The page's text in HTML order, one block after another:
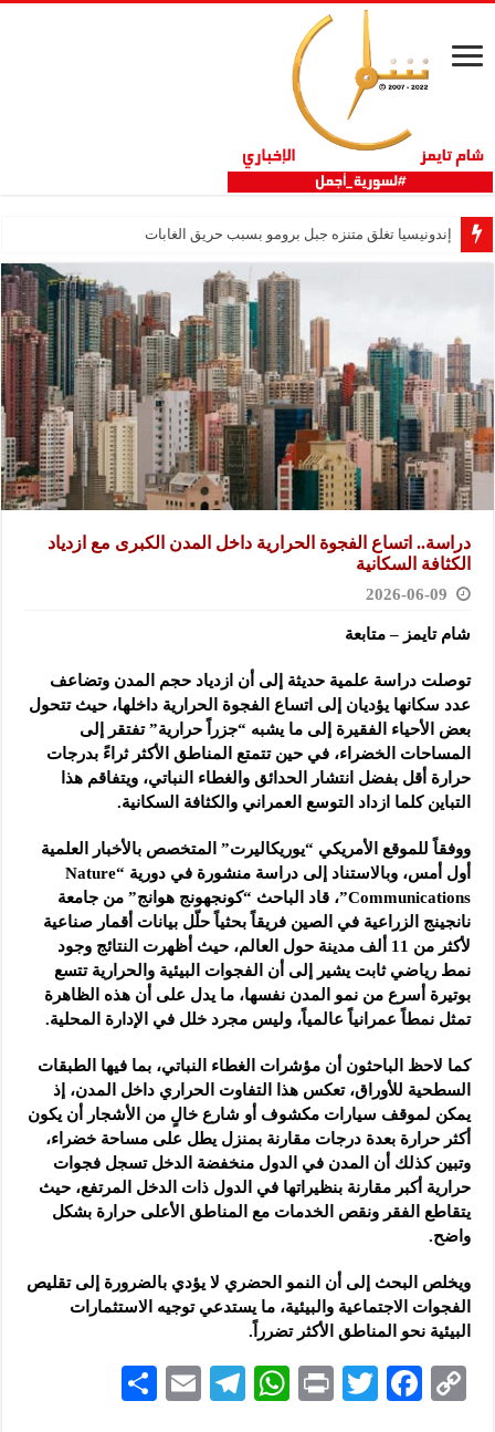
إندونيسيا تغلق متنزه جبل برومو بسبب حريق الغابات
دراسة.. اتساع الفجوة الحرارية داخل المدن الكبرى مع ازدياد
الكثافة السكانية
2026-06-09
شام تايمز – متابعة
توصلت دراسة علمية حديثة إلى أن ازدياد حجم المدن وتضاعف
عدد سكانها يؤديان إلى اتساع الفجوة الحرارية داخلها، حيث تتحول
بعض الأحياء الفقيرة إلى ما يشبه “جزراً حرارية” تفتقر إلى
المساحات الخضراء، في حين تتمتع المناطق الأكثر ثراءً بدرجات
حرارة أقل بفضل انتشار الحدائق والغطاء النباتي، ويتفاقم هذا
التباين كلما ازداد التوسع العمراني والكثافة السكانية.
ووفقاً للموقع الأمريكي “يوريكاليرت” المتخصص بالأخبار العلمية
أول أمس، وبالاستناد إلى دراسة منشورة في دورية “Nature
Communications”، قاد الباحث “كونجهونج هوانج” من جامعة
نانجينج الزراعية في الصين فريقاً بحثياً حلّل بيانات أقمار صناعية
لأكثر من 11 ألف مدينة حول العالم، حيث أظهرت النتائج وجود
نمط رياضي ثابت يشير إلى أن الفجوات البيئية والحرارية تتسع
بوتيرة أسرع من نمو المدن نفسها، ما يدل على أن هذه الظاهرة
تمثل نمطاً عمرانياً عالمياً، وليس مجرد خلل في الإدارة المحلية.
كما لاحظ الباحثون أن مؤشرات الغطاء النباتي، بما فيها الطبقات
السطحية للأوراق، تعكس هذا التفاوت الحراري داخل المدن، إذ
يمكن لموقف سيارات مكشوف أو شارع خالٍ من الأشجار أن يكون
أكثر حرارة بعدة درجات مقارنة بمنزل يطل على مساحة خضراء،
وتبين كذلك أن المدن في الدول منخفضة الدخل تسجل فجوات
حرارية أكبر مقارنة بنظيراتها في الدول ذات الدخل المرتفع، حيث
يتقاطع الفقر ونقص الخدمات مع المناطق الأعلى حرارة بشكل
واضح.
ويخلص البحث إلى أن النمو الحضري لا يؤدي بالضرورة إلى تقليص
الفجوات الاجتماعية والبيئية، ما يستدعي توجيه الاستثمارات
البيئية نحو المناطق الأكثر تضرراً.
C
F
T
P
W
Te
E